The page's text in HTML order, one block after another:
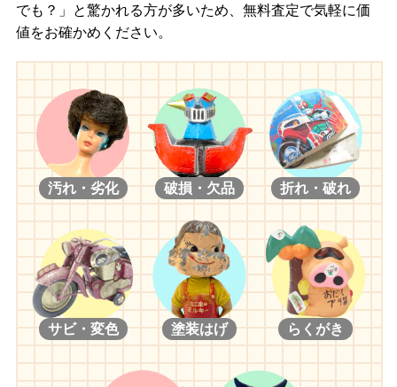
でも？」と驚かれる方が多いため、無料査定で気軽に価
値をお確かめください。
汚れ・劣化 破損・欠品 折れ・破れ
サビ・変色 塗装はげ らくがき